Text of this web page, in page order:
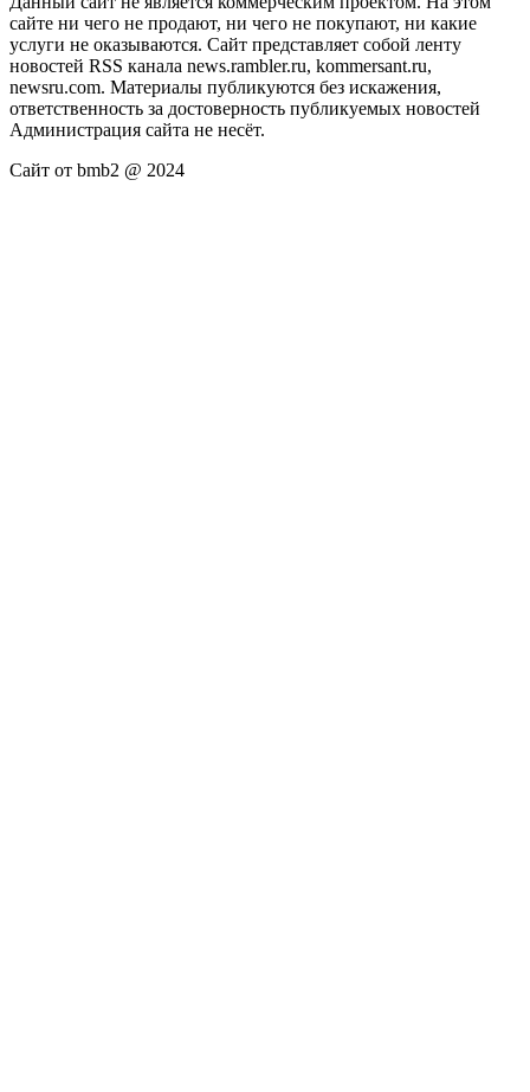
сайте ни чего не продают, ни чего не покупают, ни какие
услуги не оказываются. Сайт представляет собой ленту
новостей RSS канала news.rambler.ru, kommersant.ru,
newsru.com. Материалы публикуются без искажения,
ответственность за достоверность публикуемых новостей
Администрация сайта не несёт.
Сайт от bmb2 @ 2024